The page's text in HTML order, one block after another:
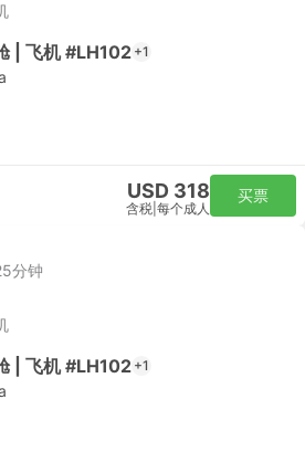
| 飞机 #LH102 +1
USD 318
含税 每个成人
买票
分钟
| 飞机 #LH102 +1